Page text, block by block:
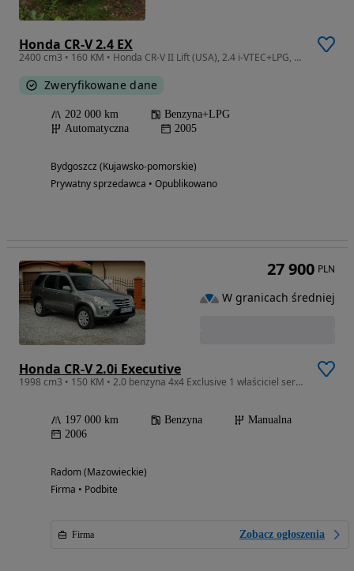
Honda CR-V 2.4 EX
2400 cm3 • 160 KM • Honda CR-V II Lift (USA), 2.4 i-VTEC+LPG, automat 4WD, oferta prywatna
Zweryfikowane dane
202 000 km
Benzyna+LPG
Automatyczna
2005
Bydgoszcz (Kujawsko-pomorskie)
Prywatny sprzedawca • Opublikowano
Honda CR-V 2.0i Executive
1998 cm3 • 150 KM • 2.0 benzyna 4x4 Exclusive 1 właściciel serwis nowe opony bez korozj
197 000 km Benzyna
Manualna
2006
Radom (Mazowieckie)
Firma • Podbite
Firma Zobacz ogłoszenia
27 900 PLN
W granicach średniej